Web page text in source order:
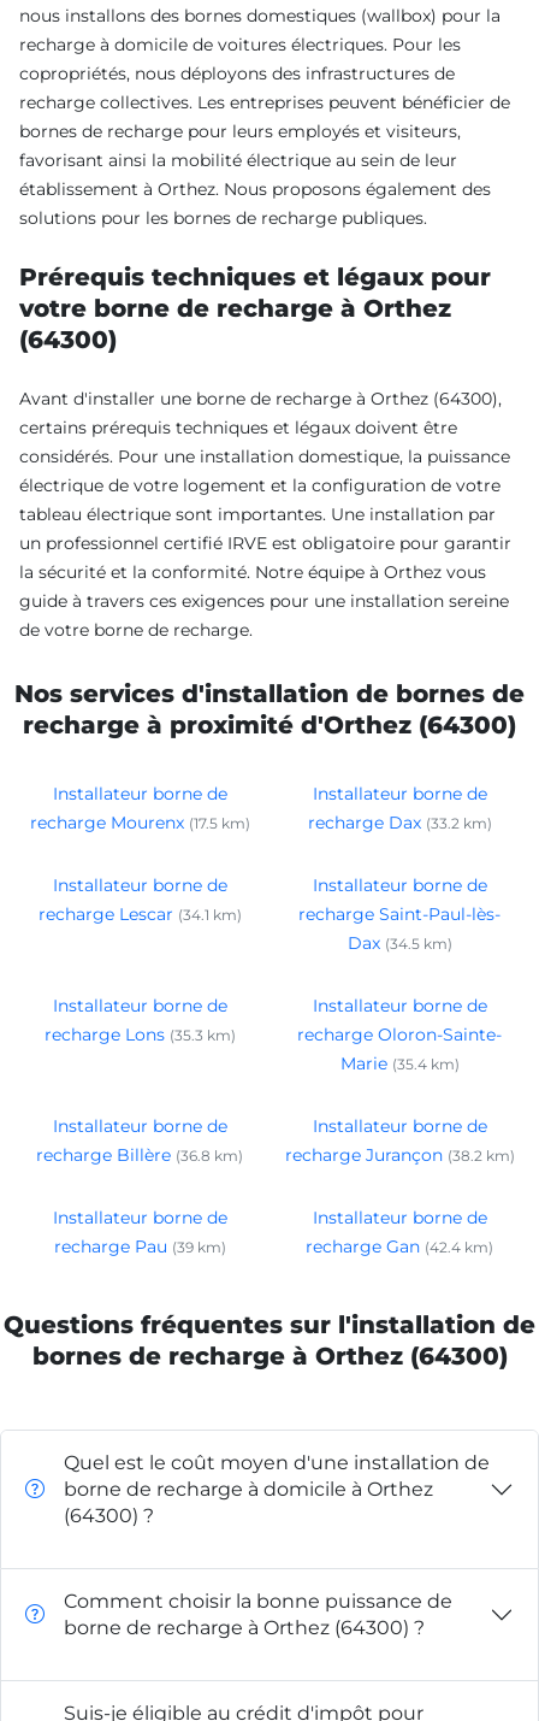
nous installons des bornes domestiques (wallbox) pour la
recharge à domicile de voitures électriques. Pour les
copropriétés, nous déployons des infrastructures de
recharge collectives. Les entreprises peuvent bénéficier de
bornes de recharge pour leurs employés et visiteurs,
favorisant ainsi la mobilité électrique au sein de leur
établissement à Orthez. Nous proposons également des
solutions pour les bornes de recharge publiques.
Prérequis techniques et légaux pour
votre borne de recharge à Orthez
(64300)
Avant d'installer une borne de recharge à Orthez (64300),
certains prérequis techniques et légaux doivent être
considérés. Pour une installation domestique, la puissance
électrique de votre logement et la configuration de votre
tableau électrique sont importantes. Une installation par
un professionnel certifié IRVE est obligatoire pour garantir
la sécurité et la conformité. Notre équipe à Orthez vous
guide à travers ces exigences pour une installation sereine
de votre borne de recharge.
Nos services d'installation de bornes de
recharge à proximité d'Orthez (64300)
Installateur borne de
recharge Mourenx (17.5 km)
Installateur borne de
recharge Dax (33.2 km)
Installateur borne de
recharge Lescar (34.1 km)
Installateur borne de
recharge Saint-Paul-lès-
Dax (34.5 km)
Installateur borne de
recharge Lons (35.3 km)
Installateur borne de
recharge Oloron-Sainte-
Marie (35.4 km)
Installateur borne de
recharge Billère (36.8 km)
Installateur borne de
recharge Jurançon (38.2 km)
Installateur borne de
recharge Pau (39 km)
Installateur borne de
recharge Gan (42.4 km)
Questions fréquentes sur l'installation de
bornes de recharge à Orthez (64300)
Quel est le coût moyen d'une installation de
borne de recharge à domicile à Orthez
(64300) ?
Comment choisir la bonne puissance de
borne de recharge à Orthez (64300) ?
Suis-je éligible au crédit d'impôt pour